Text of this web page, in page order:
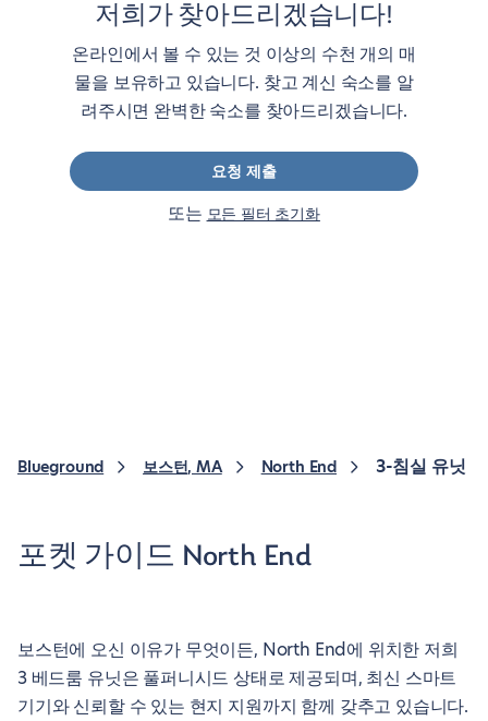
저희가 찾아드리겠습니다!
온라인에서 볼 수 있는 것 이상의 수천 개의 매
물을 보유하고 있습니다. 찾고 계신 숙소를 알
려주시면 완벽한 숙소를 찾아드리겠습니다.
요청 제출
또는 모든 필터 초기화
Blueground 보스턴, MA North End 3-침실 유닛
포켓 가이드 North End
보스턴에 오신 이유가 무엇이든, North End에 위치한 저희
3 베드룸 유닛은 풀퍼니시드 상태로 제공되며, 최신 스마트
기기와 신뢰할 수 있는 현지 지원까지 함께 갖추고 있습니다.